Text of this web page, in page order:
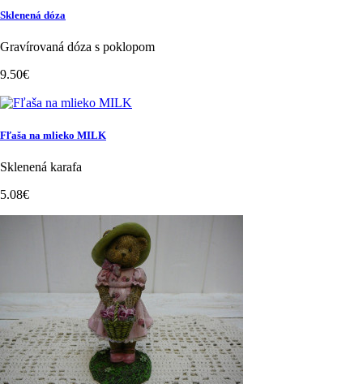
Sklenená dóza
Gravírovaná dóza s poklopom
9.50€
Fľaša na mlieko MILK
Sklenená karafa
5.08€